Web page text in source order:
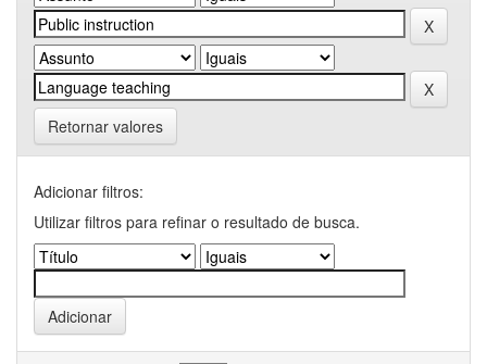
Retornar valores
Adicionar filtros:
Utilizar filtros para refinar o resultado de busca.